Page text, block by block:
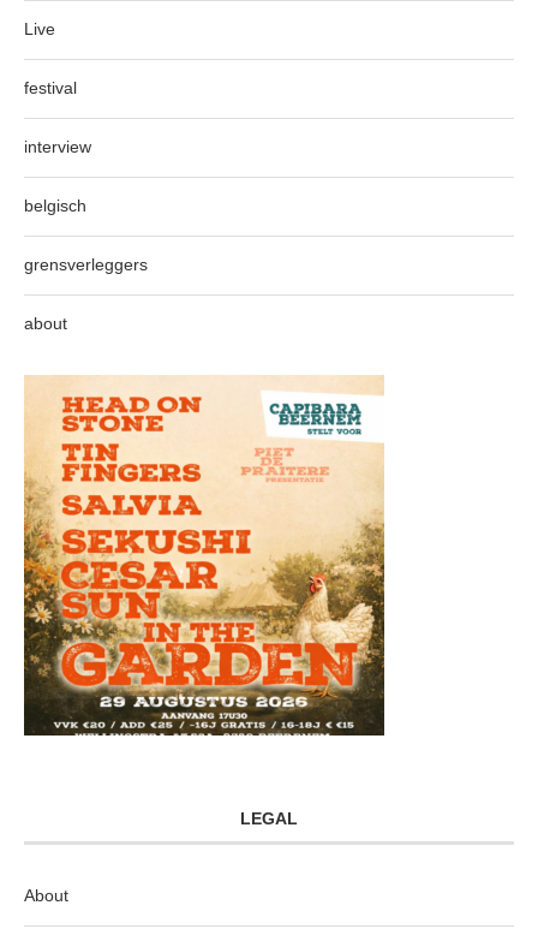
Live
festival
interview
belgisch
grensverleggers
about
LEGAL
About